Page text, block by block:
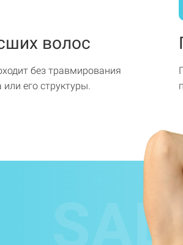
волос
без травмирования
его структуры.